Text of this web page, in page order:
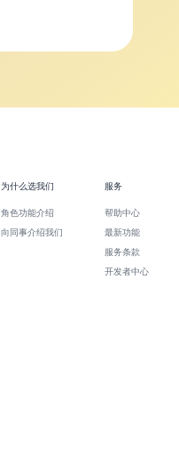
为什么选我们
角色功能介绍
向同事介绍我们
服务
帮助中心
最新功能
服务条款
开发者中心